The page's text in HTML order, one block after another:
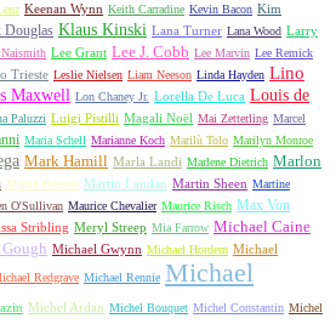
Keenan Wynn Keith Carradine Kevin Bacon Kim
Klaus Kinski Lana Turner Lana Wood Larry
Naismith Lee Grant Lee J. Cobb Lee Marvin Lee Remick
Trieste Leslie Nielsen Liam Neeson Linda Hayden Lino
Maxwell Lon Chaney Jr. Lorella De Luca Louis de
Paluzzi Luigi Pistilli Magali Noël Mai Zetterling Marcel
Maria Schell Marianne Koch Marilù Tolo Marilyn Monroe
Mark Hamill Marla Landi Marlene Dietrich Marlon
Martin Benson Martin Landau Martin Sheen Martine
O'Sullivan Maurice Chevalier Maurice Risch Max Von
Stribling Meryl Streep Mia Farrow Michael Caine
Michael Gwynn Michael Hordern Michael
Redgrave Michael Rennie Michael
Michel Ardan Michel Bouquet Michel Constantin Michel